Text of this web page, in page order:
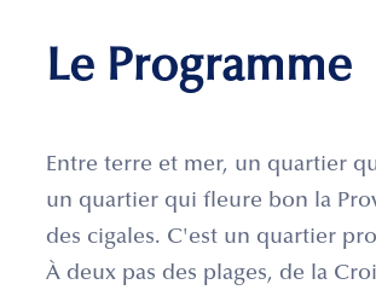
Le Programme
Entre terre et mer, un quartier
un quartier qui fleure bon la
des cigales. C'est un quartier
À deux pas des plages, de la